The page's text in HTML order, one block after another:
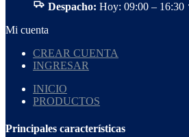
Despacho: Hoy: 09:00 – 16:30
Mi cuenta
CREAR CUENTA
INGRESAR
INICIO
PRODUCTOS
Principales características